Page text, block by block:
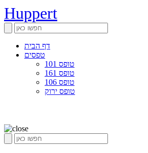
Huppert
דף הבית
טפסים
טופס 101
טופס 161
טופס 106
טופס ירוק